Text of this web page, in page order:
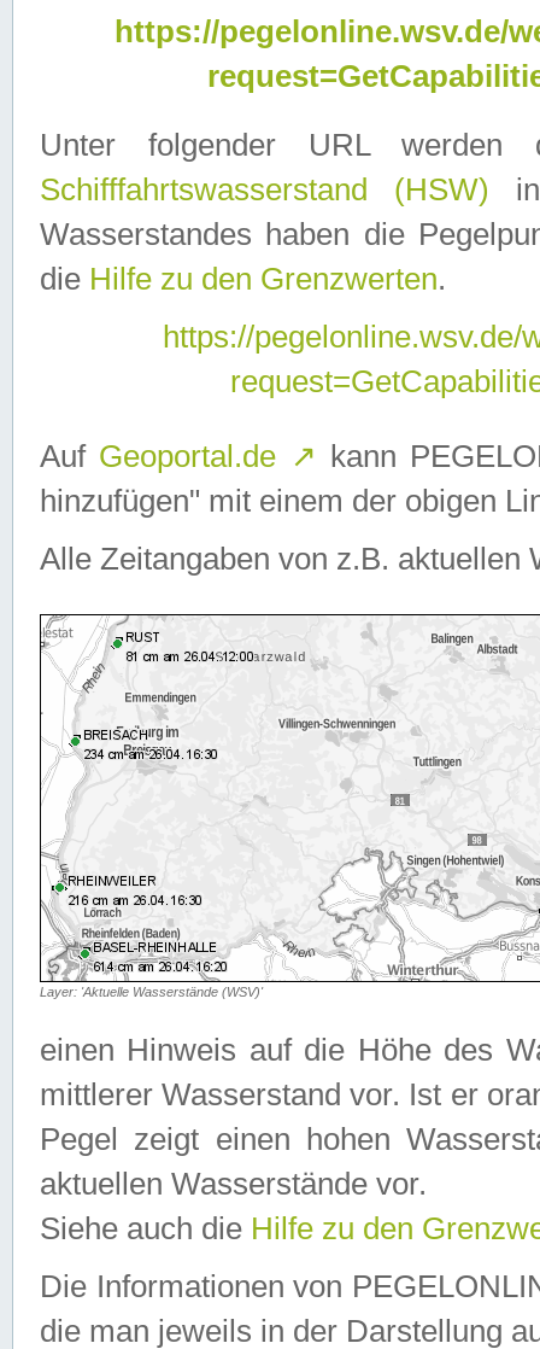
https://pegelonline.wsv.de/
Unter folgender URL
Schifffahrtswasserstand (HSW)
Wasserstandes haben die
die Hilfe zu den Grenzwerten.
https://
Auf Geoportal.de ↗ kann
hinzufügen" mit einem der obigen
Alle Zeitangaben von z.B. aktuellen
Layer: 'Aktuelle Wasserstände (WSV)'
einen Hinweis auf die Höhe des
mittlerer Wasserstand vor. Ist er
Pegel zeigt einen hohen
aktuellen Wasserstände vor.
Siehe auch die Hilfe zu den
Die Informationen von
die man jeweils in der Darstellung